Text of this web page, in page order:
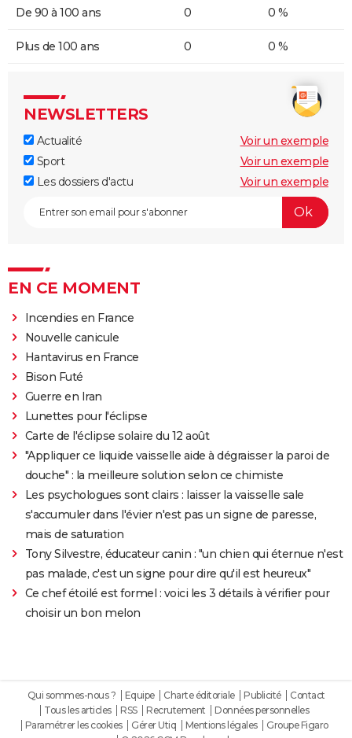
De 90 à 100 ans 0 0 %
Plus de 100 ans 0 0 %
NEWSLETTERS
Actualité
Voir un exemple
Sport
Voir un exemple
Les dossiers d'actu
Voir un exemple
EN CE MOMENT
Incendies en France
Nouvelle canicule
Hantavirus en France
Bison Futé
Guerre en Iran
Lunettes pour l'éclipse
Carte de l'éclipse solaire du 12 août
"Appliquer ce liquide vaisselle aide à dégraisser la paroi de
douche" : la meilleure solution selon ce chimiste
Les psychologues sont clairs : laisser la vaisselle sale
s'accumuler dans l'évier n'est pas un signe de paresse,
mais de saturation
Tony Silvestre, éducateur canin : "un chien qui éternue n'est
pas malade, c'est un signe pour dire qu'il est heureux"
Ce chef étoilé est formel : voici les 3 détails à vérifier pour
choisir un bon melon
Qui sommes-nous ? Equipe Charte éditoriale Publicité
Contact
Tous les articles
RSS Recrutement
Données personnelles
Paramétrer les cookies
Gérer Utiq Mentions légales
Groupe Figaro